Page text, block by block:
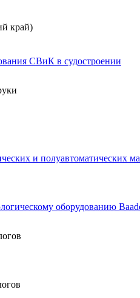
край)
СВиК в судостроении
и полуавтоматических
оборудованию